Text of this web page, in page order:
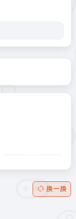
换一换